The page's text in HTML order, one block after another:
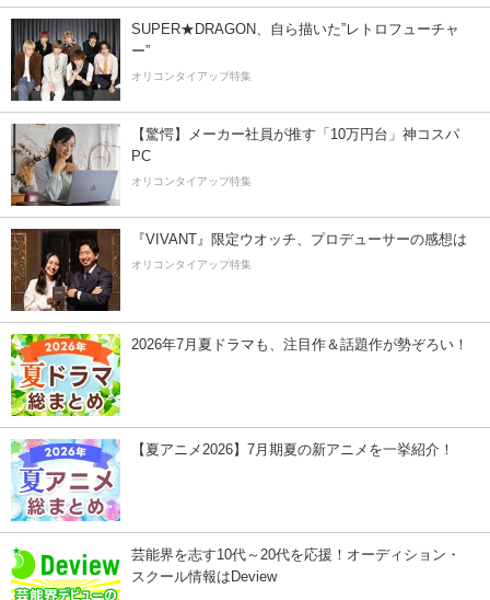
SUPER★DRAGON、自ら描いた”レトロフューチャ
ー”
オリコンタイアップ特集
【驚愕】メーカー社員が推す「10万円台」神コスパ
PC
オリコンタイアップ特集
『VIVANT』限定ウオッチ、プロデューサーの感想は
オリコンタイアップ特集
2026年7月夏ドラマも、注目作＆話題作が勢ぞろい！
【夏アニメ2026】7月期夏の新アニメを一挙紹介！
芸能界を志す10代～20代を応援！オーディション・
スクール情報はDeview